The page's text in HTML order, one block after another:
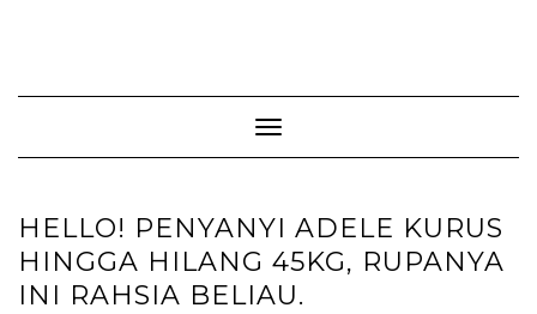
Toggle Navigation
HELLO! PENYANYI ADELE KURUS
HINGGA HILANG 45KG, RUPANYA
INI RAHSIA BELIAU.